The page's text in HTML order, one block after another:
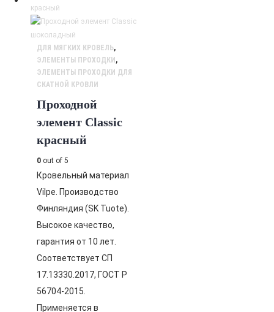
ДЛЯ МЯГКИХ КРОВЕЛЬ,
ЭЛЕМЕНТЫ ПРОХОДКИ ,
ЭЛЕМЕНТЫ ПРОХОДКИ ДЛЯ
СКАТНОЙ КРОВЛИ
Проходной
элемент Classic
красный
0 out of 5
Кровельный материал
Vilpe. Производство
Финляндия (SK Tuote).
Высокое качество,
гарантия от 10 лет.
Соответствует СП
17.13330.2017, ГОСТ Р
56704-2015.
Применяется в